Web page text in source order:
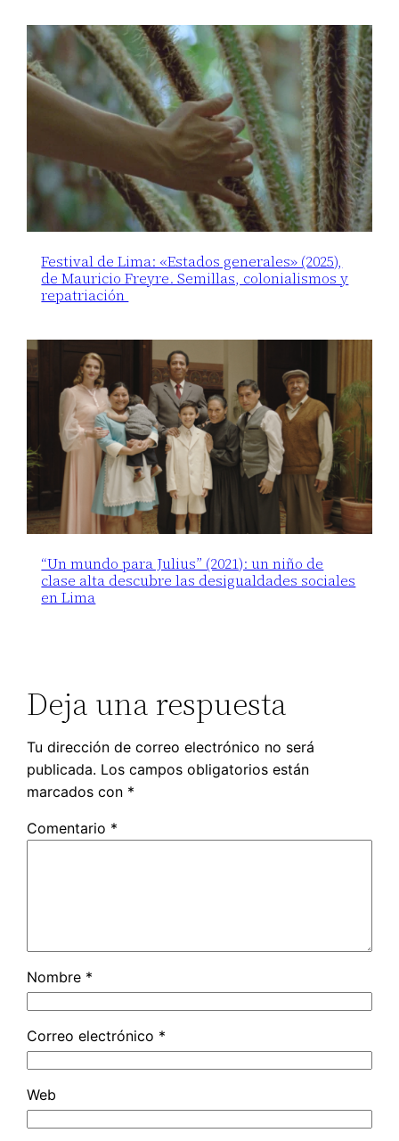
Festival de Lima: «Estados generales» (2025),
de Mauricio Freyre. Semillas, colonialismos y
repatriación
“Un mundo para Julius” (2021): un niño de
clase alta descubre las desigualdades sociales
en Lima
Deja una respuesta
Tu dirección de correo electrónico no será
publicada. Los campos obligatorios están
marcados con *
Comentario *
Nombre *
Correo electrónico *
Web